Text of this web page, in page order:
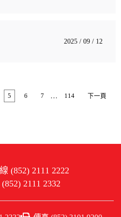
2025 / 09 / 12
5 6 7 … 114 下一頁
(852) 2111 2222
2111 2332